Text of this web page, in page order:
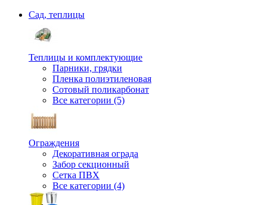
Сад, теплицы
Теплицы и комплектующие
Парники, грядки
Пленка полиэтиленовая
Сотовый поликарбонат
Все категории (5)
Ограждения
Декоративная ограда
Забор секционный
Сетка ПВХ
Все категории (4)